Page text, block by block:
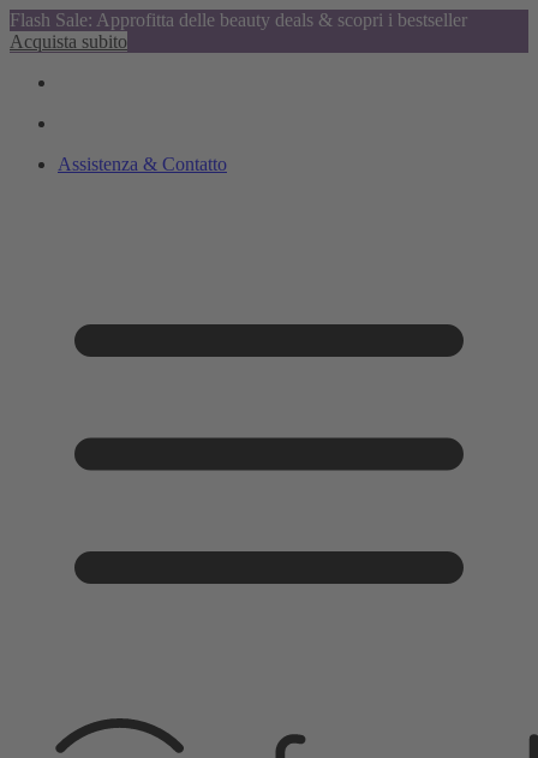
Flash Sale: Approfitta delle beauty deals & scopri i bestseller
Acquista subito
Assistenza & Contatto